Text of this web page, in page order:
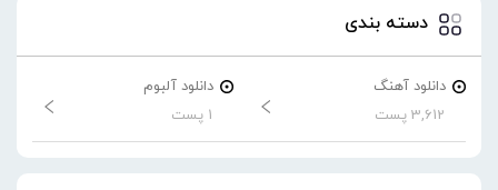
دسته بندی
دانلود آهنگ
3,612 پست
دانلود آلبوم
1 پست